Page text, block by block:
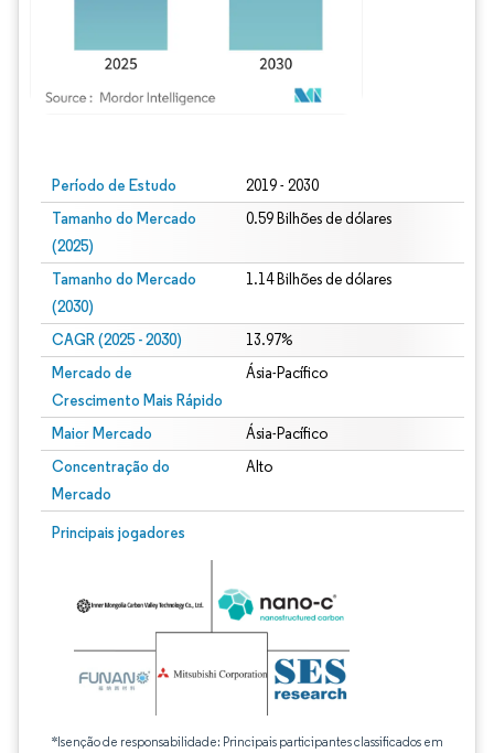
Período de Estudo 2019 - 2030
Tamanho do Mercado
(2025)
0.59 Bilhões de dólares
Tamanho do Mercado
(2030)
1.14 Bilhões de dólares
CAGR (2025 - 2030) 13.97%
Mercado de
Crescimento Mais Rápido
Ásia-Pacífico
Maior Mercado Ásia-Pacífico
Concentração do
Mercado
Alto
Principais jogadores
*Isenção de responsabilidade: Principais participantes classificados em